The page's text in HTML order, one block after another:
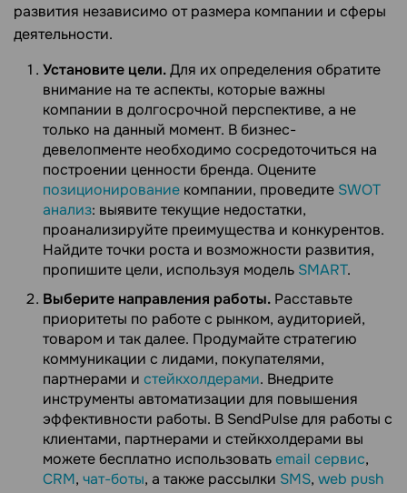
развития независимо от размера компании и сферы
деятельности.
Установите цели.Для их определения обратите
внимание на те аспекты, которые важны
компании в долгосрочной перспективе, а не
только на данный момент. В бизнес-
девелопменте необходимо сосредоточиться на
построении ценности бренда. Оцените
позиционирование компании, проведите SWOT
анализ: выявите текущие недостатки,
проанализируйте преимущества и конкурентов.
Найдите точки роста и возможности развития,
пропишите цели, используя модель SMART.
Выберите направления работы. Расставьте
приоритеты по работе с рынком, аудиторией,
товаром и так далее. Продумайте стратегию
коммуникации с лидами, покупателями,
партнерами и стейкхолдерами. Внедрите
инструменты автоматизации для повышения
эффективности работы. В SendPulse для работы с
клиентами, партнерами и стейкхолдерами вы
можете бесплатно использоватьemail сервис,
CRM, чат-боты, а также рассылки SMS, web push